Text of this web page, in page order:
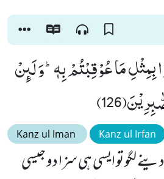
بِمِثْلِ مَا عُوْقِبْتُمْ بِهٖؕ-وَ لَىٕنْ
Kanz ul Iman Kanz ul Irfan
لگو تو ایسی ہی سزا دو جیسی